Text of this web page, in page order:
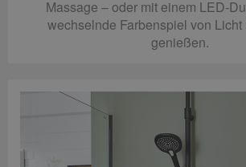
Massage – oder mit einem LED-
wechselnde Farbenspiel von Licht
genießen.